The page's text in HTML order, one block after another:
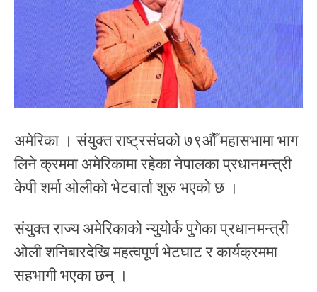
अमेरिका । संयुक्त राष्ट्रसंघको ७९औँ महासभामा भाग
लिने क्रममा अमेरिकामा रहेका नेपालका प्रधानमन्त्री
केपी शर्मा ओलीको भेटवार्ता शुरु भएको छ ।
संयुक्त राज्य अमेरिकाको न्युयोर्क पुगेका प्रधानमन्त्री
ओली शनिबारदेखि महत्वपूर्ण भेटघाट र कार्यक्रममा
सहभागी भएका छन् ।